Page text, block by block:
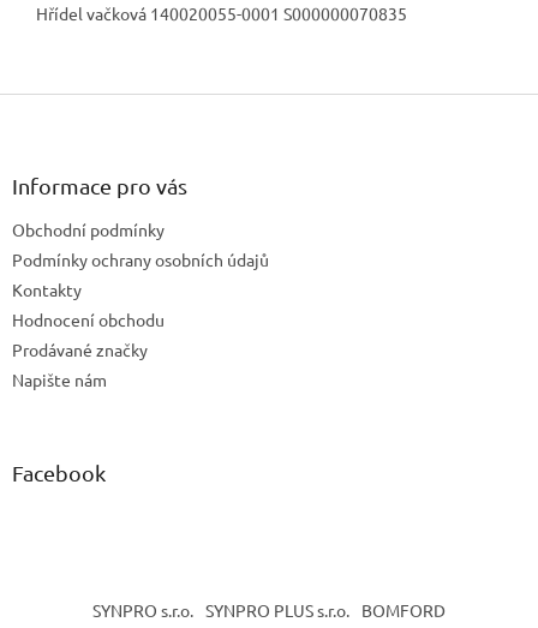
Hřídel vačková 140020055-0001 S000000070835
Z
Informace pro vás
Obchodní podmínky
Podmínky ochrany osobních údajů
Kontakty
Hodnocení obchodu
Prodávané značky
Napište nám
Facebook
SYNPRO s.r.o. SYNPRO PLUS s.r.o. BOMFORD